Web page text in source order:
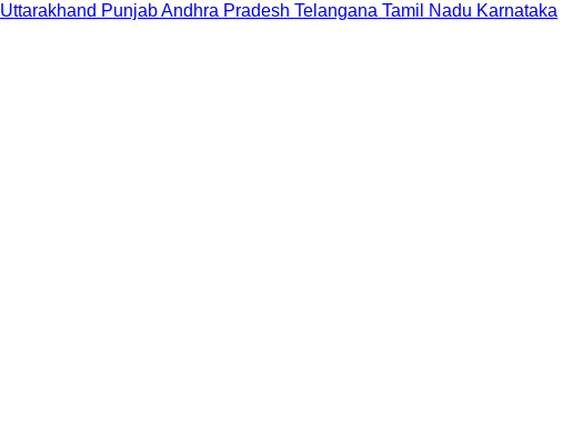
Uttarakhand PunjabAndhra Pradesh Telangana Tamil Nadu Karnataka